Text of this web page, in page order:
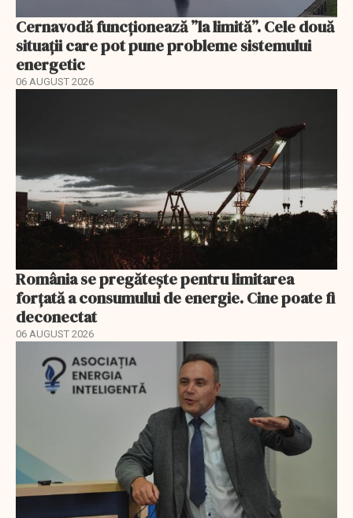
Cernavodă funcționează ”la limită”. Cele două
situații care pot pune probleme sistemului
energetic
06 AUGUST 2026
România se pregătește pentru limitarea
forțată a consumului de energie. Cine poate fi
deconectat
06 AUGUST 2026